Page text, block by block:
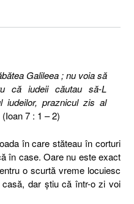
Galileea ; nu voia să
că iudeii căutau să-L
iudeilor, praznicul zis al
(Ioan 7 : 1 – 2)
în care stăteau în corturi
în case. Oare nu este exact
o scurtă vreme locuiesc
dar ştiu că într-o zi voi